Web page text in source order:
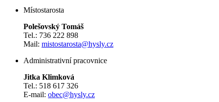
​​​​​​​Místostarosta
Polešovský Tomáš
Tel.: 736 222 898
Mail: mistostarosta@hysly.cz
Administrativní pracovnice
Jitka Klimková
Tel.: 518 617 326
E-mail: obec@hysly.cz